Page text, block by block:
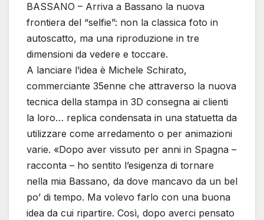
BASSANO – Arriva a Bassano la nuova
frontiera del “selfie”: non la classica foto in
autoscatto, ma una riproduzione in tre
dimensioni da vedere e toccare.
A lanciare l’idea è Michele Schirato,
commerciante 35enne che attraverso la nuova
tecnica della stampa in 3D consegna ai clienti
la loro… replica condensata in una statuetta da
utilizzare come arredamento o per animazioni
varie. «Dopo aver vissuto per anni in Spagna –
racconta – ho sentito l’esigenza di tornare
nella mia Bassano, da dove mancavo da un bel
po’ di tempo. Ma volevo farlo con una buona
idea da cui ripartire. Così, dopo averci pensato